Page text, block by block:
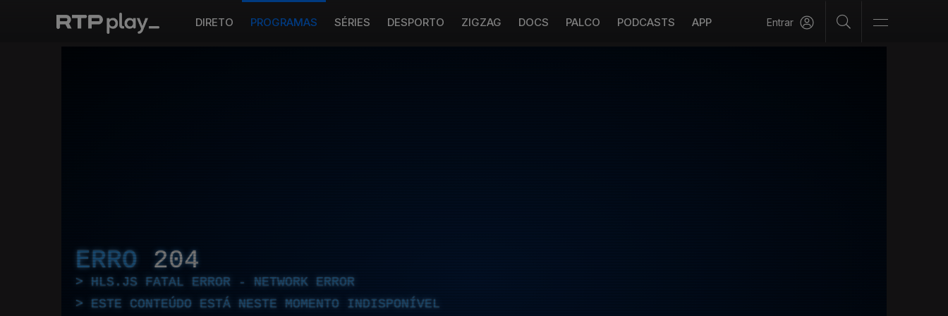
DIRETO PROGRAMAS SÉRIES DESPORTO ZIGZAG DOCS PALCO PODCASTS APP Entrar
ERRO 204
HLS.JS FATAL ERROR - NETWORK ERROR
ESTE CONTEÚDO ESTÁ NESTE MOMENTO INDISPONÍVEL